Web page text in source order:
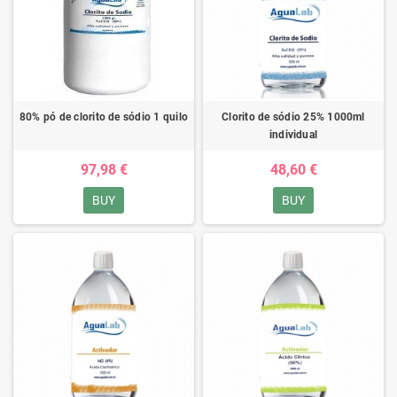
80% pó de clorito de sódio 1 quilo
97,98 €
BUY
Clorito de sódio 25% 1000ml
individual
48,60 €
BUY